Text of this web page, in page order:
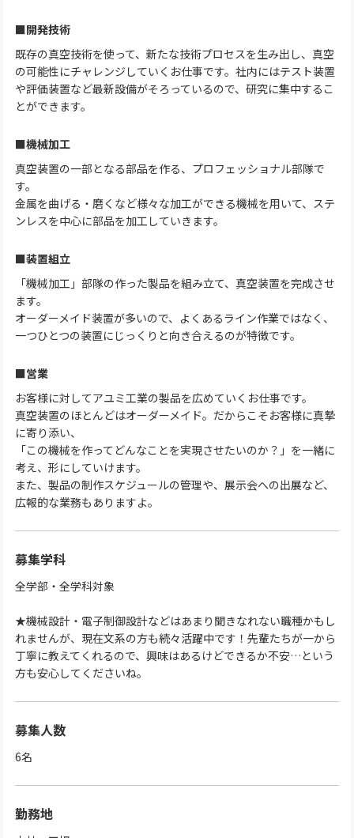
■開発技術
既存の真空技術を使って、新たな技術プロセスを生み出し、真空
の可能性にチャレンジしていくお仕事です。社内にはテスト装置
や評価装置など最新設備がそろっているので、研究に集中するこ
とができます。
■機械加工
真空装置の一部となる部品を作る、プロフェッショナル部隊で
す。
金属を曲げる・磨くなど様々な加工ができる機械を用いて、ステ
ンレスを中心に部品を加工していきます。
■装置組立
「機械加工」部隊の作った製品を組み立て、真空装置を完成させ
ます。
オーダーメイド装置が多いので、よくあるライン作業ではなく、
一つひとつの装置にじっくりと向き合えるのが特徴です。
■営業
お客様に対してアユミ工業の製品を広めていくお仕事です。
真空装置のほとんどはオーダーメイド。だからこそお客様に真摯
に寄り添い、
「この機械を作ってどんなことを実現させたいのか？」を一緒に
考え、形にしていけます。
また、製品の制作スケジュールの管理や、展示会への出展など、
広報的な業務もありますよ。
募集学科
全学部・全学科対象
★機械設計・電子制御設計などはあまり聞きなれない職種かもし
れませんが、現在文系の方も続々活躍中です！先輩たちが一から
丁寧に教えてくれるので、興味はあるけどできるか不安…という
方も安心してくださいね。
募集人数
6名
勤務地